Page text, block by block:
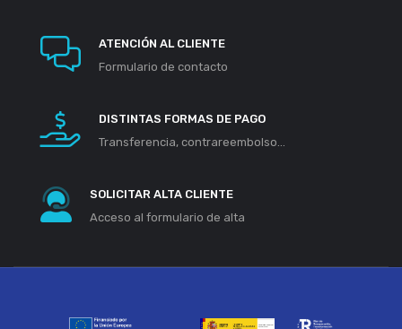
ATENCIÓN AL CLIENTE
Formulario de contacto
DISTINTAS FORMAS DE PAGO
Transferencia, contrareembolso...
SOLICITAR ALTA CLIENTE
Acceso al formulario de alta